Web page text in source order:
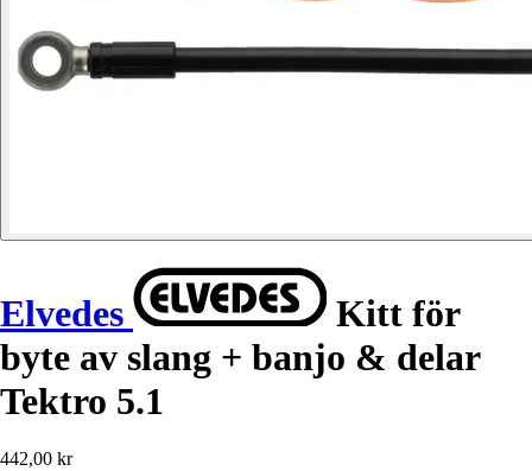
Elvedes
Kitt för
byte av slang + banjo & delar
Tektro 5.1
442,00 kr